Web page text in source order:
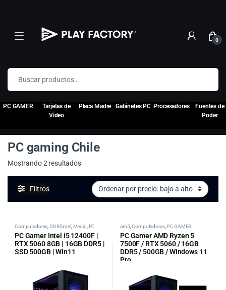
0
Buscar por:
PC GAMER
Tarjetas de
Video
Placa Madre Gabinetes PC Procesadores
Fuentes de
Poder
PC gaming Chile
Mostrando 2 resultadosOrdenado por precio: bajo a alto
Filtros
Computadoras ,DDR5intel Medio, PC
PC Gamer Intel i5 12400F |
RTX 5060 8GB | 16GB DDR5 |
SSD 500GB | Win11
am5,Computadoras,PC GAMER
PC Gamer AMD Ryzen 5
7500F / RTX 5060 / 16GB
DDR5 / 500GB / Windows 11
Pro